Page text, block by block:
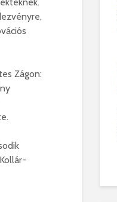
Zágon:
Elgázolt a vonat egy
35 éves
Abigélt